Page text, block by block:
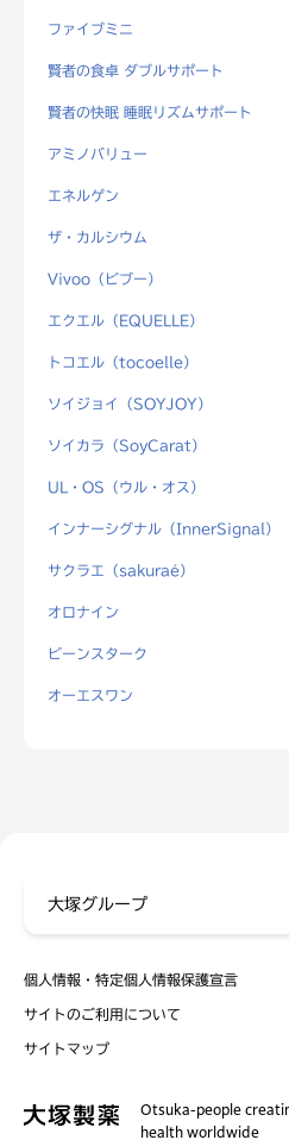
ファイブミニ
賢者の食卓 ダブルサポート
賢者の快眠 睡眠リズムサポート
アミノバリュー
エネルゲン
ザ・カルシウム
Vivoo（ビブー）
エクエル（EQUELLE）
トコエル（tocoelle）
ソイジョイ（SOYJOY）
ソイカラ（SoyCarat）
UL・OS（ウル・オス）
インナーシグナル（InnerSignal）
サクラエ（sakuraé）
オロナイン
ビーンスターク
オーエスワン
個人情報・特定個人情報保護宣言
サイトのご利用について
サイトマップ
大塚グループ
Otsuka-people
health worldwide